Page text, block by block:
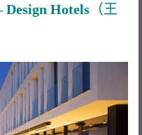
Design Hotels （王